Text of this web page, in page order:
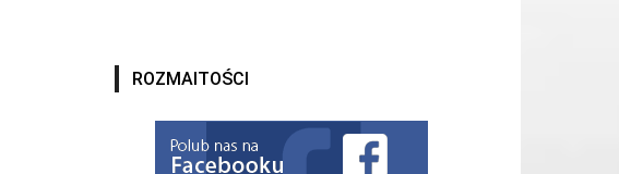
ROZMAITOŚCI